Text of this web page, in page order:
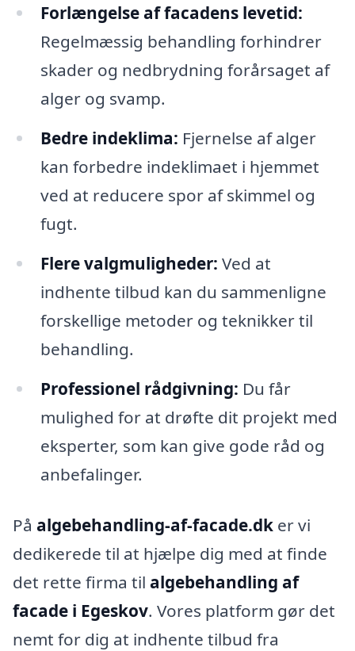
Forlængelse af facadens levetid:
Regelmæssig behandling forhindrer
skader og nedbrydning forårsaget af
alger og svamp.
Bedre indeklima: Fjernelse af alger
kan forbedre indeklimaet i hjemmet
ved at reducere spor af skimmel og
fugt.
Flere valgmuligheder: Ved at
indhente tilbud kan du sammenligne
forskellige metoder og teknikker til
behandling.
Professionel rådgivning: Du får
mulighed for at drøfte dit projekt med
eksperter, som kan give gode råd og
anbefalinger.
På algebehandling-af-facade.dk er vi
dedikerede til at hjælpe dig med at finde
det rette firma til algebehandling af
facade i Egeskov. Vores platform gør det
nemt for dig at indhente tilbud fra